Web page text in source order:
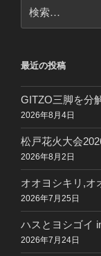
索:
最近の投稿
GITZO三脚を分
2026年8月4日
松戸花火大会
2026年8月2日
オオヨシキリ,
2026年7月25日
ハスとヨシゴイ
2026年7月24日